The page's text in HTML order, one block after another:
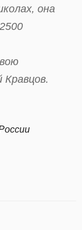
она
Кравцов.